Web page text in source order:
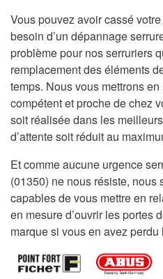
Vous pouvez avoir cassé
besoin d’un dépannage
problème pour nos serruriers
remplacement des éléments
temps. Nous vous mettrons
compétent et proche de chez
soit réalisée dans les
d’attente soit réduit au
Et comme aucune urgence
(01350) ne nous résiste, nous
capables de vous mettre en
en mesure d’ouvrir les portes
marque si vous en avez